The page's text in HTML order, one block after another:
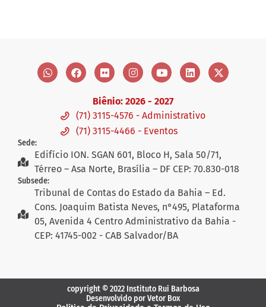
Biênio: 2026 - 2027
(71) 3115-4576 - Administrativo
(71) 3115-4466 - Eventos
Sede:
Edifício ION. SGAN 601, Bloco H, Sala 50/71,
Térreo – Asa Norte, Brasília – DF CEP: 70.830-018
Subsede:
Tribunal de Contas do Estado da Bahia – Ed.
Cons. Joaquim Batista Neves, n°495, Plataforma
05, Avenida 4 Centro Administrativo da Bahia -
CEP: 41745-002 - CAB Salvador/BA
copyright © 2022 Instituto Rui Barbosa
Desenvolvido por Vetor Box